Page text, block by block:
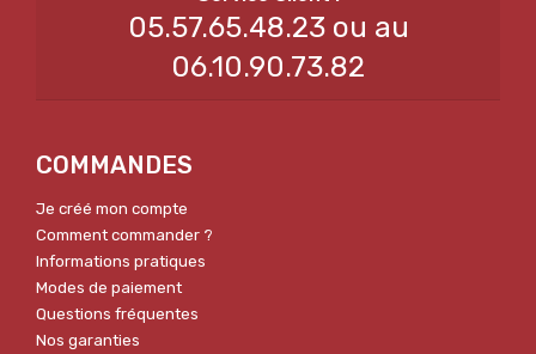
05.57.65.48.23 ou au
06.10.90.73.82
COMMANDES
Je créé mon compte
Comment commander ?
Informations pratiques
Modes de paiement
Questions fréquentes
Nos garanties